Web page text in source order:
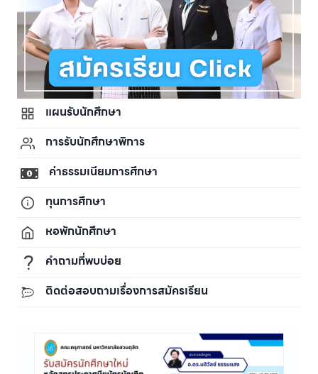
แผนรับนักศึกษา
การรับนักศึกษาพิการ
ค่าธรรมเนียมการศึกษา
ทุนการศึกษา
หอพักนักศึกษา
คำถามที่พบบ่อย
ติดต่อสอบถามเรื่องการสมัครเรียน